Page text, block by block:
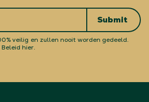
Submit
veilig en zullen nooit worden gedeeld.
hier.